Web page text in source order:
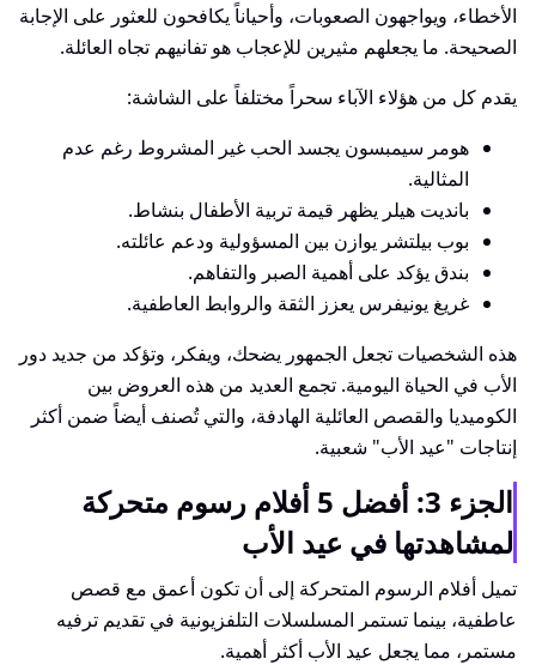
الأخطاء، ويواجهون الصعوبات، وأحياناً يكافحون للعثور على الإجابة
الصحيحة. ما يجعلهم مثيرين للإعجاب هو تفانيهم تجاه العائلة.
يقدم كل من هؤلاء الآباء سحراً مختلفاً على الشاشة:
هومر سيمبسون يجسد الحب غير المشروط رغم عدم
المثالية.
بانديت هيلر يظهر قيمة تربية الأطفال بنشاط.
بوب بيلتشر يوازن بين المسؤولية ودعم عائلته.
بندق يؤكد على أهمية الصبر والتفاهم.
غريغ يونيفرس يعزز الثقة والروابط العاطفية.
هذه الشخصيات تجعل الجمهور يضحك، ويفكر، وتؤكد من جديد دور
الأب في الحياة اليومية. تجمع العديد من هذه العروض بين
الكوميديا والقصص العائلية الهادفة، والتي تُصنف أيضاً ضمن أكثر
إنتاجات "عيد الأب" شعبية.
الجزء 3: أفضل 5 أفلام رسوم متحركة
لمشاهدتها في عيد الأب
تميل أفلام الرسوم المتحركة إلى أن تكون أعمق مع قصص
عاطفية، بينما تستمر المسلسلات التلفزيونية في تقديم ترفيه
مستمر، مما يجعل عيد الأب أكثر أهمية.